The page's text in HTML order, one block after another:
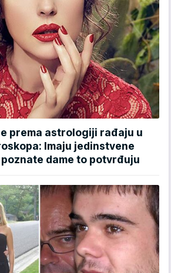
prema astrologiji rađaju u
Imaju jedinstvene
dame to potvrđuju